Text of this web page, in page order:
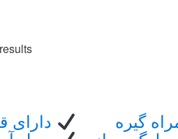
گیره دارای